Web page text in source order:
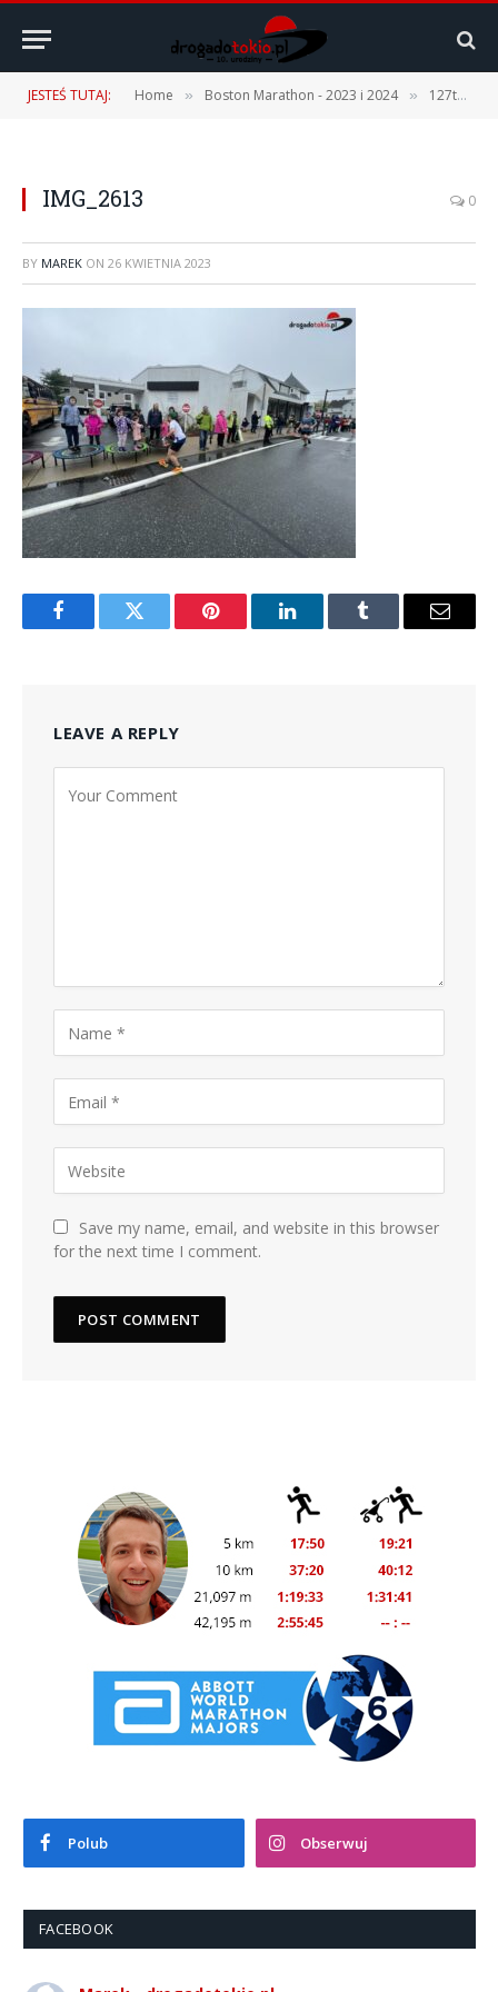
JESTEŚ TUTAJ: Home » Boston Marathon - 2023 i 2024 » 127th Boston Marathon – 17.04.2023 r. [1 część – Podróż, Expo, Fan Fest]
IMG_2613 0
BY MAREK ON 26 KWIETNIA 2023
FacebookTwitter Pinterest LinkedInTumblr Email
LEAVE A REPLY
Save my name, email, and website in this browser
for the next time I comment.
Polub Obserwuj
FACEBOOK